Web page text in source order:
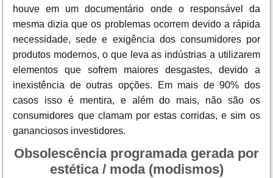
houve em um documentário onde o responsável da
mesma dizia que os problemas ocorrem devido a rápida
necessidade, sede e exigência dos consumidores por
produtos modernos, o que leva as indústrias a utilizarem
elementos que sofrem maiores desgastes, devido a
inexistência de outras opções. Em mais de 90% dos
casos isso é mentira, e além do mais, não são os
consumidores que clamam por estas corridas, e sim os
gananciosos investidores.
Obsolescência programada gerada por
estética / moda (modismos)